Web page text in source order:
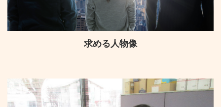
求める人物像